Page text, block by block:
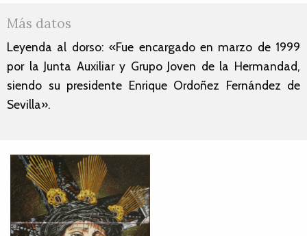
Más datos
Leyenda al dorso: «Fue encargado en marzo de 1999
por la Junta Auxiliar y Grupo Joven de la Hermandad,
siendo su presidente Enrique Ordoñez Fernández de
Sevilla».